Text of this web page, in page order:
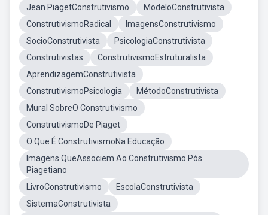
Jean PiagetConstrutivismo
ModeloConstrutivista
ConstrutivismoRadical
ImagensConstrutivismo
SocioConstrutivista
PsicologiaConstrutivista
Construtivistas
ConstrutivismoEstruturalista
AprendizagemConstrutivista
ConstrutivismoPsicologia
MétodoConstrutivista
Mural SobreO Construtivismo
ConstrutivismoDe Piaget
O Que É ConstrutivismoNa Educação
Imagens QueAssociem Ao Construtivismo Pós
Piagetiano
LivroConstrutivismo
EscolaConstrutivista
SistemaConstrutivista